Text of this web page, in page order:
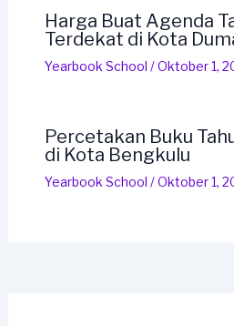
Harga Buat Agenda
Terdekat di Kota
Yearbook School /Oktober 1,
Percetakan Buku
di Kota Bengkulu
Yearbook School /Oktober 1,